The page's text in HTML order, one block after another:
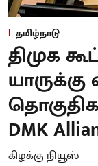
தமிழ்நாடு
திமுக
DMK
கிழக்கு நியூஸ்